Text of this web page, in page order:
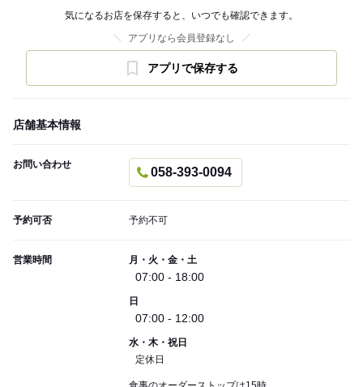
気になるお店を保存すると、いつでも確認できます。
アプリなら会員登録なし
アプリで保存する
店舗基本情報
お問い合わせ
058-393-0094
予約可否 予約不可
営業時間 月・火・金・土
07:00 - 18:00
日
07:00 - 12:00
水・木・祝日
定休日